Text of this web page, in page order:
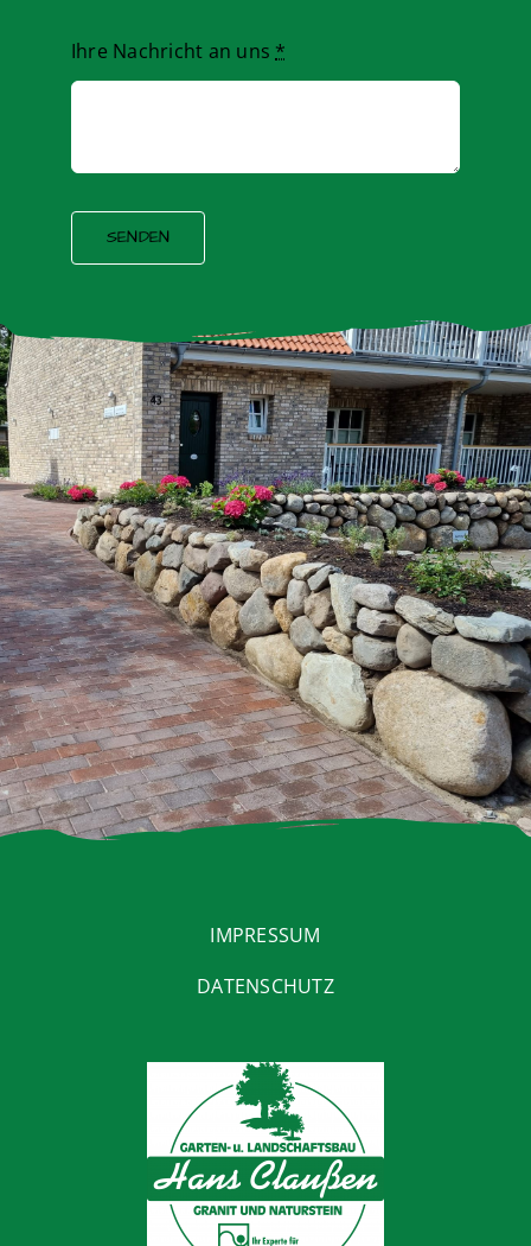
Ihre Nachricht an uns *
SENDEN
IMPRESSUM
DATENSCHUTZ